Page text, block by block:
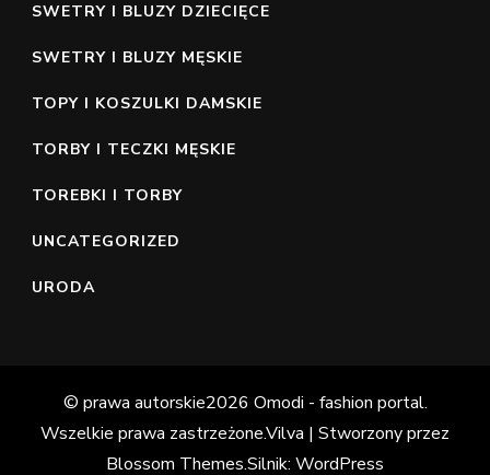
SWETRY I BLUZY DZIECIĘCE
SWETRY I BLUZY MĘSKIE
TOPY I KOSZULKI DAMSKIE
TORBY I TECZKI MĘSKIE
TOREBKI I TORBY
UNCATEGORIZED
URODA
© prawa autorskie2026 Omodi - fashion portal.
Wszelkie prawa zastrzeżone.Vilva | Stworzony przez
Blossom Themes.Silnik: WordPress